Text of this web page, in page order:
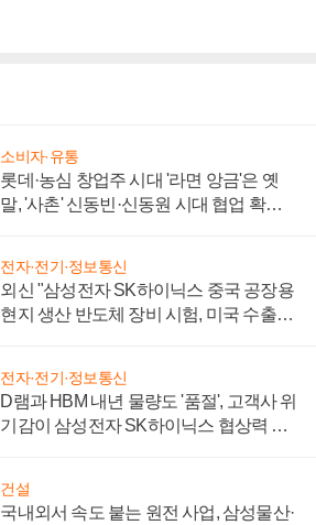
소비자·유통
롯데·농심 창업주 시대 '라면 앙금'은 옛
말, '사촌' 신동빈·신동원 시대 협업 확대
전자·전기·정보통신
외신 "삼성전자 SK하이닉스 중국 공장용
현지 생산 반도체 장비 시험, 미국 수출통
전자·전기·정보통신
D램과 HBM 내년 물량도 '품절', 고객사 위
기감이 삼성전자 SK하이닉스 협상력 더
건설
국내외서 속도 붙는 원전 사업, 삼성물산·